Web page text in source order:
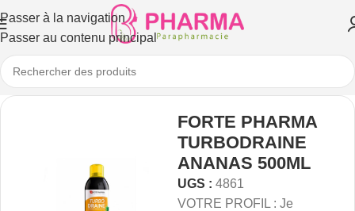
Passer à la navigation
Passer au contenu principal
FORTE PHARMA
TURBODRAINE
ANANAS 500ML
UGS : 4861
VOTRE PROFIL : Je